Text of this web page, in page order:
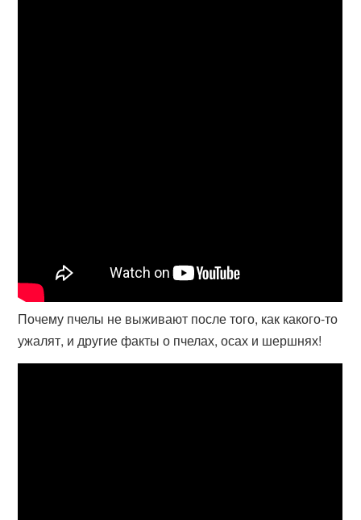
Почему пчелы не выживают после того, как какого-то
ужалят, и другие факты о пчелах, осах и шершнях!